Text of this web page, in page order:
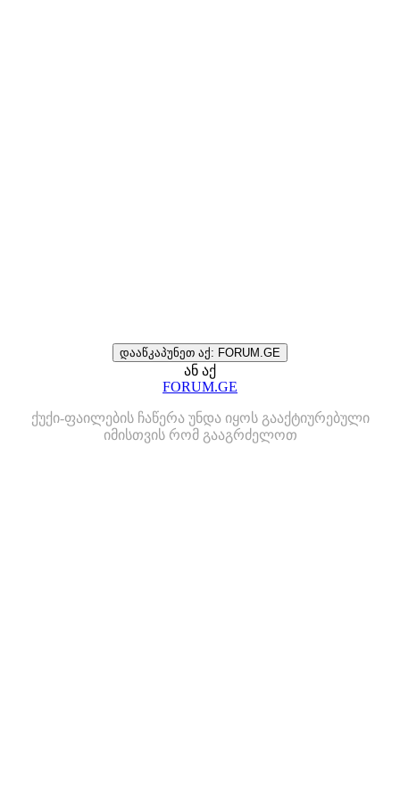
დააწკაპუნეთ აქ: FORUM.GE
ან აქ
FORUM.GE
ქუქი-ფაილების ჩაწერა უნდა იყოს გააქტიურებული
იმისთვის რომ გააგრძელოთ